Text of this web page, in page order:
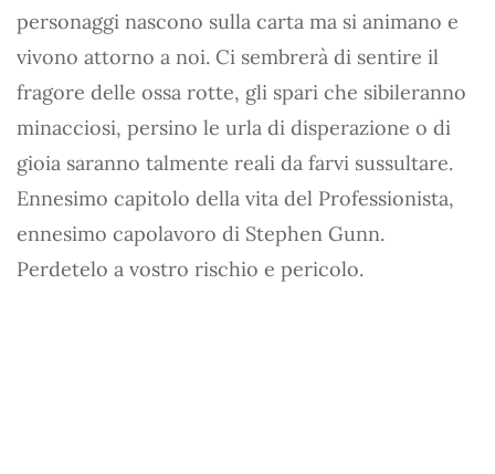
personaggi nascono sulla carta ma si animano e
vivono attorno a noi. Ci sembrerà di sentire il
fragore delle ossa rotte, gli spari che sibileranno
minacciosi, persino le urla di disperazione o di
gioia saranno talmente reali da farvi sussultare.
Ennesimo capitolo della vita del Professionista,
ennesimo capolavoro di Stephen Gunn.
Perdetelo a vostro rischio e pericolo.